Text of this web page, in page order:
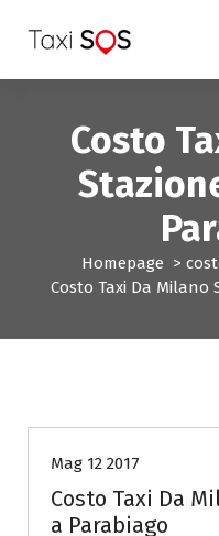
a
Costo
Homepage >
Costo Taxi Da Milano
Mag 12 2017
Costo Taxi Da
a Parabiago